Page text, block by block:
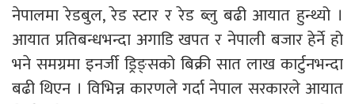
नेपालमा रेडबुल, रेड स्टार र रेड ब्लु बढी आयात हुन्थ्यो ।
आयात प्रतिबन्धभन्दा अगाडि खपत र नेपाली बजार हेर्ने हो
भने समग्रमा इनर्जी ड्रिङ्सको बिक्री सात लाख कार्टुनभन्दा
बढी थिएन । विभिन्न कारणले गर्दा नेपाल सरकारले आयात